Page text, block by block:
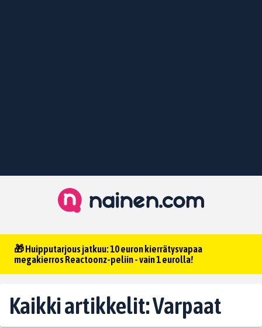
🎁 Huipputarjous jatkuu: 10 euron kierrätysvapaa
megakierros Reactoonz-peliin - vain 1 eurolla!
Kaikki artikkelit: Varpaat